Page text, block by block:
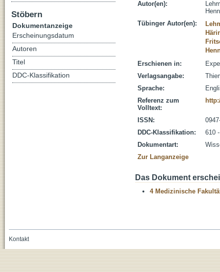
Autor(en):
Tübinger Autor(en):
Erschienen in:
Verlagsangabe:
Sprache:
Referenz zum
Volltext:
ISSN:
DDC-Klassifikation:
610
Dokumentart:
Zur Langanzeige
Das Dokument
4 Medizinische
Stöbern
Dokumentanzeige
Erscheinungsdatum
Autoren
Titel
DDC-Klassifikation
Kontakt